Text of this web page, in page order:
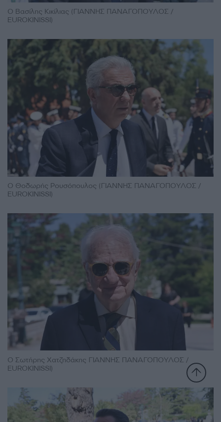
Ο Βασίλης Κικίλιας (ΓΙΑΝΝΗΣ ΠΑΝΑΓΟΠΟΥΛΟΣ /
EUROKINISSI)
Ο Θοδωρής Ρουσόπουλος (ΓΙΑΝΝΗΣ ΠΑΝΑΓΟΠΟΥΛΟΣ /
EUROKINISSI)
Ο Σωτήρης Χατζηδάκης ΓΙΑΝΝΗΣ ΠΑΝΑΓΟΠΟΥΛΟΣ /
EUROKINISSI)